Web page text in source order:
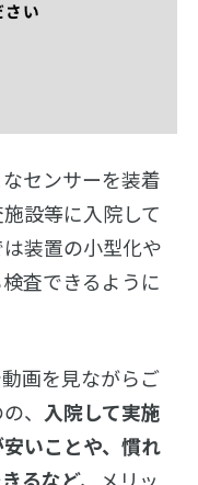
センサーを装着
設等に入院して
装置の小型化や
査できるように
画を見ながらご
、 入院して実施
いことや、慣れ